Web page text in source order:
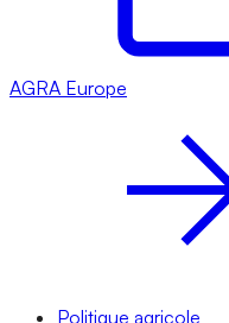
AGRA Europe
Politique agricole